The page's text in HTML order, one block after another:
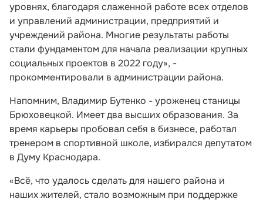
уровнях, благодаря слаженной работе всех отделов
и управлений администрации, предприятий и
учреждений района. Многие результаты работы
стали фундаментом для начала реализации крупных
социальных проектов в 2022 году», -
прокомментировали в администрации района.
Напомним, Владимир Бутенко - уроженец станицы
Брюховецкой. Имеет два высших образования. За
время карьеры пробовал себя в бизнесе, работал
тренером в спортивной школе, избирался депутатом
в Думу Краснодара.
«Всё, что удалось сделать для нашего района и
наших жителей, стало возможным при поддержке